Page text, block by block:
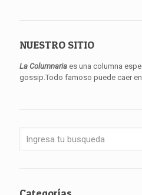
NUESTRO SITIO
La Columnaria es una columna
gossip.Todo famoso puede caer en